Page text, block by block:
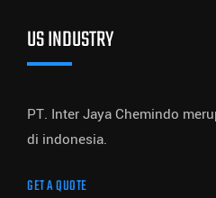
US INDUSTRY
PT. Inter Jaya Chemindo
di indonesia.
GET A QUOTE